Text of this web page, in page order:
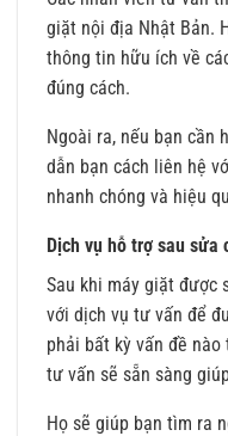
giặt nội địa Nhật Bản.
thông tin hữu ích về
đúng cách.
Ngoài ra, nếu bạn cần
dẫn bạn cách liên hệ
nhanh chóng và hiệu
Dịch vụ hỗ trợ sau sửa
Sau khi máy giặt được
với dịch vụ tư vấn để
phải bất kỳ vấn đề
tư vấn sẽ sẵn sàng
Họ sẽ giúp bạn tìm ra